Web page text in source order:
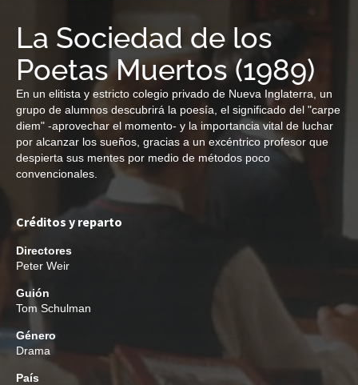
La Sociedad de los
Poetas Muertos(1989)
En un elitista y estricto colegio privado de Nueva Inglaterra, un
grupo de alumnos descubrirá la poesía, el significado del "carpe
diem" -aprovechar el momento- y la importancia vital de luchar
por alcanzar los sueños, gracias a un excéntrico profesor que
despierta sus mentes por medio de métodos poco
convencionales.
Créditos y reparto
Directores
Peter Weir
Guión
Tom Schulman
Género
Drama
País